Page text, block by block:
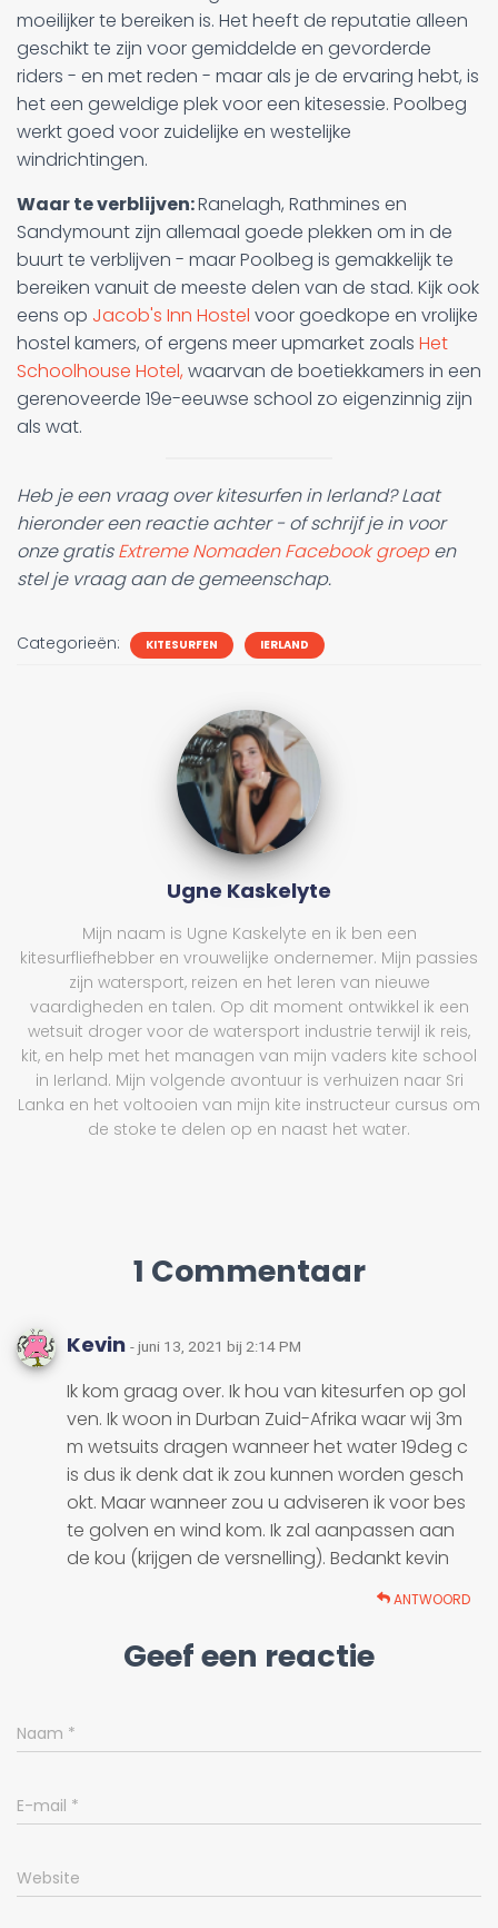
moeilijker te bereiken is. Het heeft de reputatie alleen
geschikt te zijn voor gemiddelde en gevorderde
riders - en met reden - maar als je de ervaring hebt, is
het een geweldige plek voor een kitesessie. Poolbeg
werkt goed voor zuidelijke en westelijke
windrichtingen.
Waar te verblijven:Ranelagh, Rathmines en
Sandymount zijn allemaal goede plekken om in de
buurt te verblijven - maar Poolbeg is gemakkelijk te
bereiken vanuit de meeste delen van de stad. Kijk ook
eens op Jacob's Inn Hostel voor goedkope en vrolijke
hostel kamers, of ergens meer upmarket zoals Het
Schoolhouse Hotel, waarvan de boetiekkamers in een
gerenoveerde 19e-eeuwse school zo eigenzinnig zijn
als wat.
Heb je een vraag over kitesurfen in Ierland? Laat
hieronder een reactie achter - of schrijf je in voor
onze gratisExtreme Nomaden Facebook groepen
stel je vraag aan de gemeenschap.
Categorieën: KITESURFEN IERLAND
Ugne Kaskelyte
Mijn naam is Ugne Kaskelyte en ik ben een
kitesurfliefhebber en vrouwelijke ondernemer. Mijn passies
zijn watersport, reizen en het leren van nieuwe
vaardigheden en talen. Op dit moment ontwikkel ik een
wetsuit droger voor de watersport industrie terwijl ik reis,
kit, en help met het managen van mijn vaders kite school
in Ierland. Mijn volgende avontuur is verhuizen naar Sri
Lanka en het voltooien van mijn kite instructeur cursus om
de stoke te delen op en naast het water.
1 Commentaar
Kevin - juni 13, 2021 bij 2:14 PM
Ik kom graag over. Ik hou van kitesurfen op gol
ven. Ik woon in Durban Zuid-Afrika waar wij 3m
m wetsuits dragen wanneer het water 19deg c
is dus ik denk dat ik zou kunnen worden gesch
okt. Maar wanneer zou u adviseren ik voor bes
te golven en wind kom. Ik zal aanpassen aan
de kou (krijgen de versnelling). Bedankt kevin
ANTWOORD
Geef een reactie
Naam *
E-mail *
Website